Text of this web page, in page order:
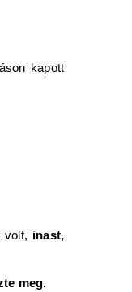
kapott
volt, inast,
meg.